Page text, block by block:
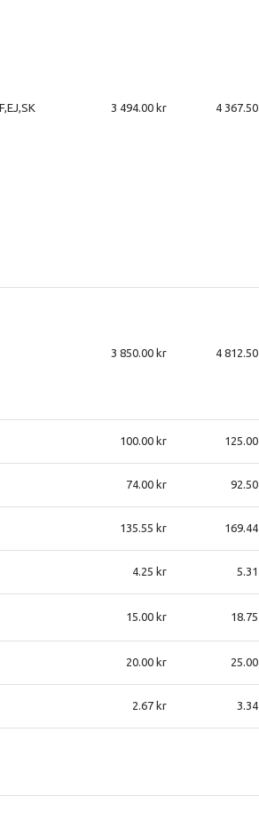
3 494.00 4 367.50
3 850.00 4 812.50
100.00 125.00
74.00 92.50
135.55 169.44
4.25 5.31
15.00 18.75
20.00 25.00
2.67 3.34